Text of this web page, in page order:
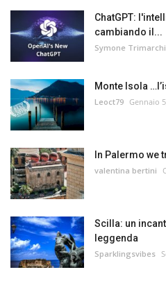
ChatGPT:
cambiando il...
Symone Trimarchi
Monte Isola
Leoct79 Gennaio
In Palermo we
valentina bertini
Scilla: un
leggenda
Sparklingsvibes